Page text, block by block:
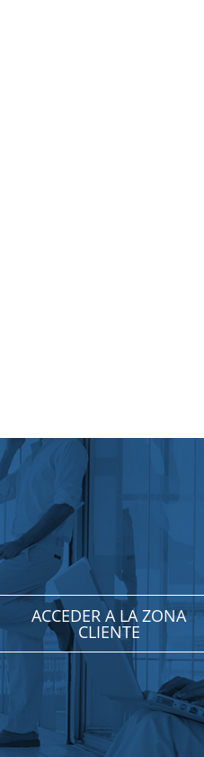
ACCEDER A LA ZONA
CLIENTE